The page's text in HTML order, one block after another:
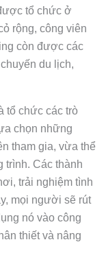
tổ chức ở
rộng, công viên
còn được các
du lịch,
tổ chức các trò
chọn những
tham gia, vừa thể
trình. Các thành
trải nghiệm tình
mọi người sẽ rút
nó vào công
thiết và nâng